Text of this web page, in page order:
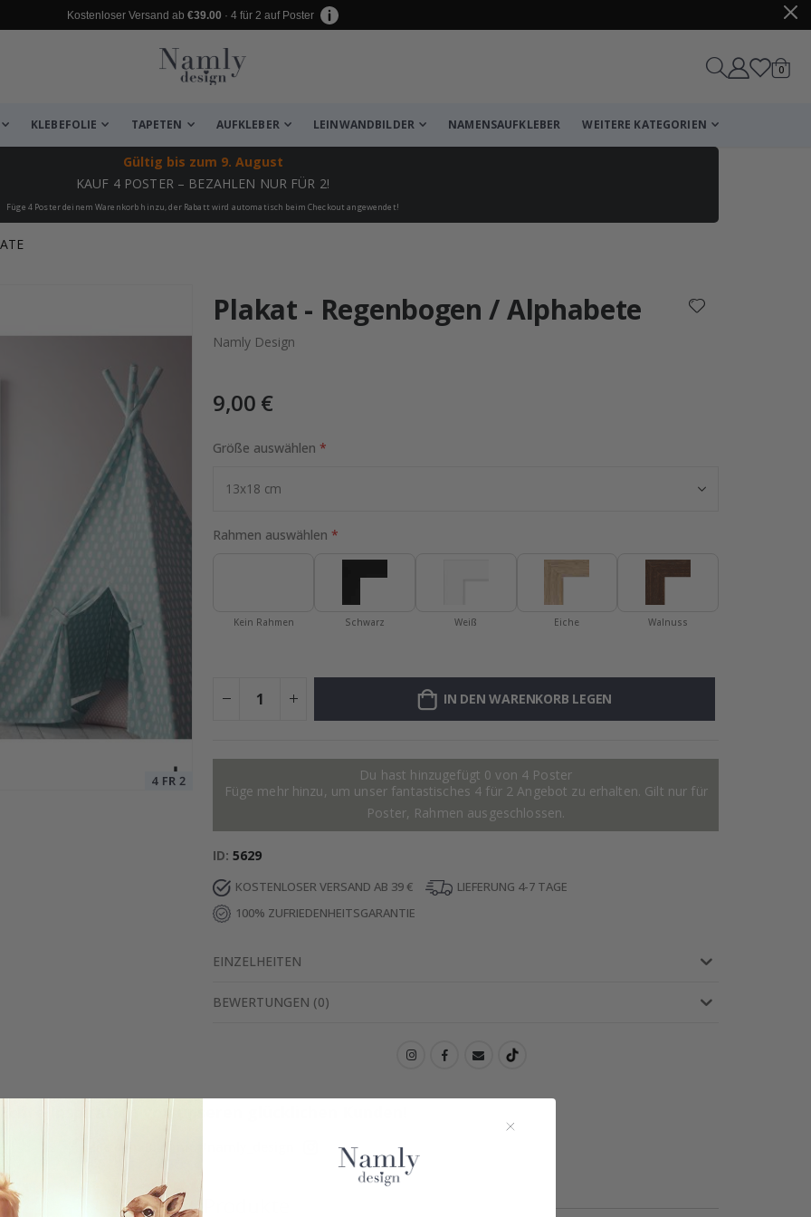
Kostenloser Versand ab €39.00 · 4 für 2 auf Poster
Wagen
0
KLEBEFOLIE TAPETEN AUFKLEBER LEINWANDBILDER NAMENSAUFKLEBER WEITERE KATEGORIEN
Gültig bis zum 9. August
KAUF 4 POSTER – BEZAHLEN NUR FÜR 2!
Füge 4 Poster deinem Warenkorb hinzu, der Rabatt wird automatisch beim Checkout angewendet!
Special
Price
19,00 €
Plakat - Regenbogen / Alphabete
Namly Design
9,00 €
Größe auswählen
Rahmen auswählen
Kein Rahmen Schwarz Weiß Eiche Walnuss
IN DEN WARENKORB LEGEN
Du hast hinzugefügt 0 von 4 Poster
Füge mehr hinzu, um unser fantastisches 4 für 2 Angebot zu erhalten. Gilt nur für
Poster, Rahmen ausgeschlossen.
ID 5629
KOSTENLOSER VERSAND AB 39 €
LIEFERUNG 4-7 TAGE
100% ZUFRIEDENHEITSGARANTIE
EINZELHEITEN
BEWERTUNGEN (0)
Echte Inspiration von unseren glücklichen Kunden!
Teile dein Bild mit #namly_design
Ähnliche Produkte